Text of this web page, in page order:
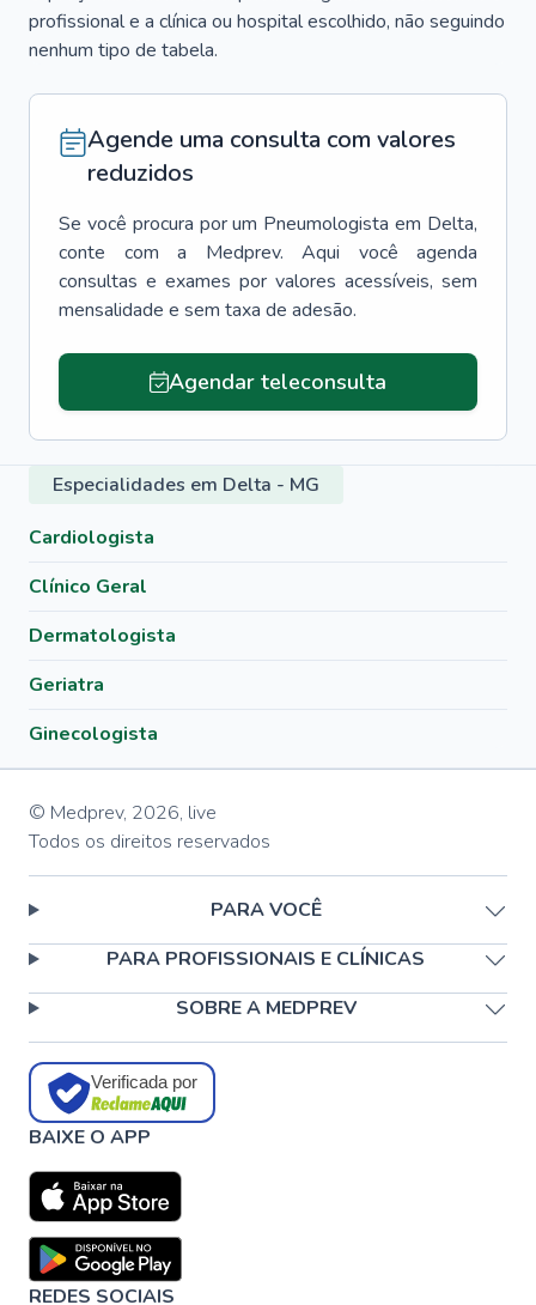
profissional e a clínica ou hospital escolhido, não seguindo
nenhum tipo de tabela.
Agende uma consulta com valores
reduzidos
Se você procura por um Pneumologista em Delta,
conte com a Medprev. Aqui você agenda
consultas e exames por valores acessíveis, sem
mensalidade e sem taxa de adesão.
Agendar teleconsulta
Especialidades em Delta - MG
Cardiologista
Clínico Geral
Dermatologista
Geriatra
Ginecologista
© Medprev, 2026, live
Todos os direitos reservados
PARA VOCÊ
PARA PROFISSIONAIS E CLÍNICAS
SOBRE A MEDPREV
Verificada por
BAIXE O APP
REDES SOCIAIS